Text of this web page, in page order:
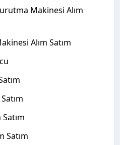
Makinesi Alım
Alım Satım
Satım